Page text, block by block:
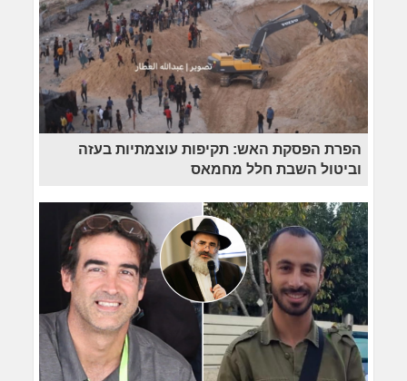
הפרת הפסקת האש: תקיפות עוצמתיות בעזה
וביטול השבת חלל מחמאס